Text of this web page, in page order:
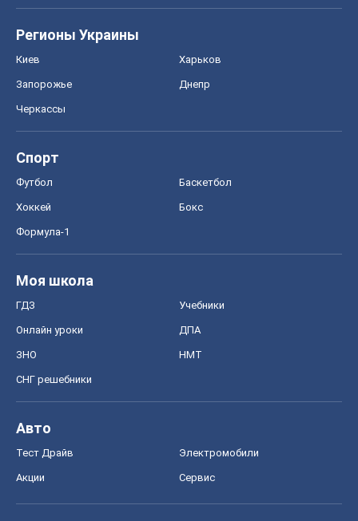
Регионы Украины
Киев Харьков
Запорожье Днепр
Черкассы
Спорт
Футбол Баскетбол
Хоккей Бокс
Формула-1
Моя школа
ГДЗ Учебники
Онлайн уроки ДПА
ЗНО НМТ
СНГ решебники
Авто
Тест Драйв Электромобили
Акции Сервис